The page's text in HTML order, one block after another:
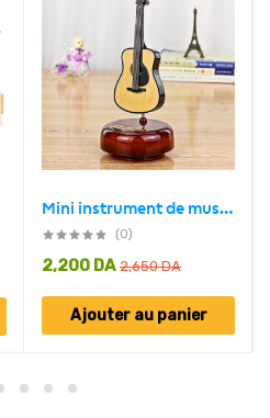
Mini instrument de musique rétro GUITARE, boîte à musique Décoration
(0)
2,650DA
2,200 DA
Ajouter au panier